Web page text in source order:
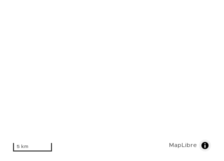
5 km MapLibre